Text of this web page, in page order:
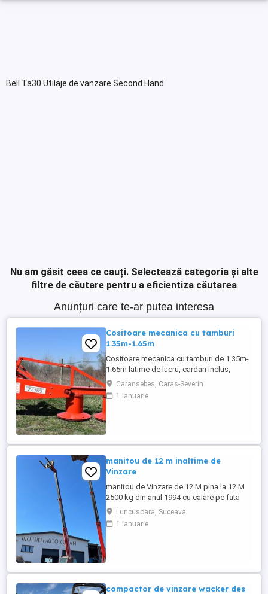
Bell Ta30 Utilaje de vanzare Second Hand
Nu am găsit ceea ce cauți. Selectează categoria și alte
filtre de căutare pentru a eficientiza căutarea
Anunțuri care te-ar putea interesa
Cositoare mecanica cu tamburi
1.35m-1.65m
Cositoare mecanica cu tamburi de 1.35m-
1.65m latime de lucru, cardan inclus,
prelata, cheie de cutite Transport in toate
judetele
Caransebes, Caras-Severin
1 ianuarie
manitou de 12 m inaltime de
Vinzare
manitou de Vinzare de 12 M pina la 12 M
2500 kg din anul 1994 cu calare pe fata
greutate lui 9500 kg utilajul este in
Luncusoara Jud Suceava in stare buna de
Functionare se vinde doar cu Furci pt
Luncusoara, Suceava
1 ianuarie
compactor de vinzare wacker des